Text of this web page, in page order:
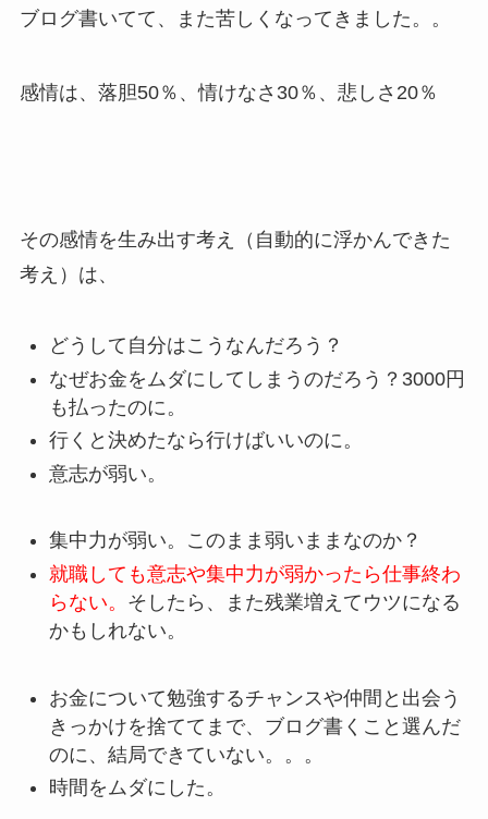
ブログ書いてて、また苦しくなってきました。。
感情は、落胆50％、情けなさ30％、悲しさ20％
その感情を生み出す考え（自動的に浮かんできた
考え）は、
どうして自分はこうなんだろう？
なぜお金をムダにしてしまうのだろう？3000円
も払ったのに。
行くと決めたなら行けばいいのに。
意志が弱い。
集中力が弱い。このまま弱いままなのか？
就職しても意志や集中力が弱かったら仕事終わ
らない。 そしたら、また残業増えてウツになる
かもしれない。
お金について勉強するチャンスや仲間と出会う
きっかけを捨ててまで、ブログ書くこと選んだ
のに、結局できていない。。。
時間をムダにした。